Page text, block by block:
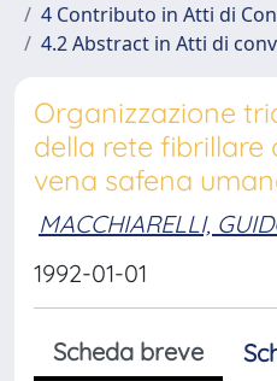
4 Contributo in Atti di
4.2 Abstract in Atti di
Organizzazione
della rete fibrillare
vena safena
MACCHIARELLI,
1992-01-01
Scheda breve